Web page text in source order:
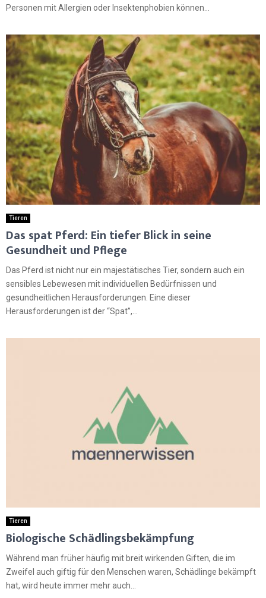
Personen mit Allergien oder Insektenphobien können...
Tieren
Das spat Pferd: Ein tiefer Blick in seine
Gesundheit und Pflege
Das Pferd ist nicht nur ein majestätisches Tier, sondern auch ein
sensibles Lebewesen mit individuellen Bedürfnissen und
gesundheitlichen Herausforderungen. Eine dieser
Herausforderungen ist der “Spat”,...
Tieren
Biologische Schädlingsbekämpfung
Während man früher häufig mit breit wirkenden Giften, die im
Zweifel auch giftig für den Menschen waren, Schädlinge bekämpft
hat, wird heute immer mehr auch...